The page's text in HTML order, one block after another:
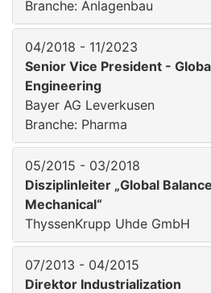
Branche: Anlagenbau
04/2018 - 11/2023
Senior Vice President -
Engineering
Bayer AG Leverkusen
Branche: Pharma
05/2015 - 03/2018
Disziplinleiter „Global
Mechanical“
ThyssenKrupp Uhde GmbH
07/2013 - 04/2015
Direktor Industrialization